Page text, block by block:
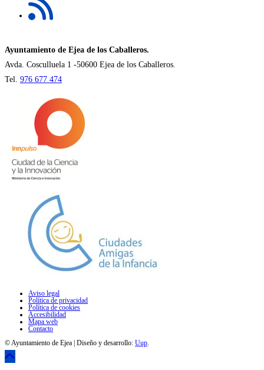
en
nueva
pestaña
Ayuntamiento de Ejea de los Caballeros.
Avda. Cosculluela 1 -50600 Ejea de los Caballeros.
Tel. 976 677 474
Aviso legal
Política de privacidad
Política de cookies
Accesibilidad
Mapa web
Contacto
© Ayuntamiento de Ejea | Diseño y desarrollo: Uup.